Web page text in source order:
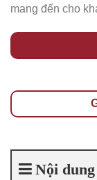
mang đến cho
Nội dung